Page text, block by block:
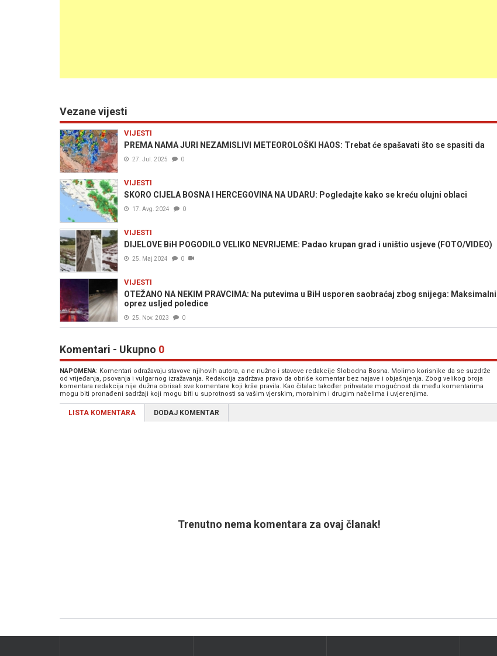
Vezane vijesti
VIJESTI
PREMA NAMA JURI NEZAMISLIVI METEOROLOŠKI HAOS: Trebat će spašavati što se spasiti da
27. Jul. 2025 0
VIJESTI
SKORO CIJELA BOSNA I HERCEGOVINA NA UDARU: Pogledajte kako se kreću olujni oblaci
17. Avg. 2024 0
VIJESTI
DIJELOVE BiH POGODILO VELIKO NEVRIJEME: Padao krupan grad i uništio usjeve (FOTO/VIDEO)
25. Maj 2024 0
VIJESTI
OTEŽANO NA NEKIM PRAVCIMA: Na putevima u BiH usporen saobraćaj zbog snijega: Maksimalni
oprez usljed poledice
25. Nov. 2023 0
Komentari - Ukupno 0
NAPOMENA: Komentari odražavaju stavove njihovih autora, a ne nužno i stavove redakcije Slobodna Bosna. Molimo korisnike da se suzdrže
od vrijeđanja, psovanja i vulgarnog izražavanja. Redakcija zadržava pravo da obriše komentar bez najave i objašnjenja. Zbog velikog broja
komentara redakcija nije dužna obrisati sve komentare koji krše pravila. Kao čitalac također prihvatate mogućnost da među komentarima
mogu biti pronađeni sadržaji koji mogu biti u suprotnosti sa vašim vjerskim, moralnim i drugim načelima i uvjerenjima.
LISTA KOMENTARA DODAJ KOMENTAR
Trenutno nema komentara za ovaj članak!